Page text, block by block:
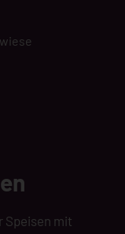
Speisen mit